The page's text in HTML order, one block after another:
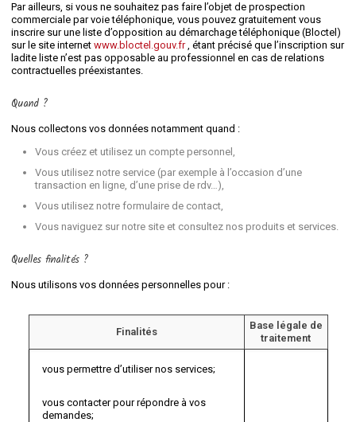
Par ailleurs, si vous ne souhaitez pas faire l’objet de prospection
commerciale par voie téléphonique, vous pouvez gratuitement vous
inscrire sur une liste d’opposition au démarchage téléphonique (Bloctel)
sur le site internetwww.bloctel.gouv.fr, étant précisé que l’inscription sur
ladite liste n’est pas opposable au professionnel en cas de relations
contractuelles préexistantes.
Quand ?
Nous collectons vos données notamment quand :
Vous créez et utilisez un compte personnel,
Vous utilisez notre service (par exemple à l’occasion d’une
transaction en ligne, d’une prise de rdv…),
Vous utilisez notre formulaire de contact,
Vous naviguez sur notre site et consultez nos produits et services.
Quelles finalités ?
Nous utilisons vos données personnelles pour :
Finalités
Base légale de
traitement
vous permettre d’utiliser nos services;
vous contacter pour répondre à vos
demandes;